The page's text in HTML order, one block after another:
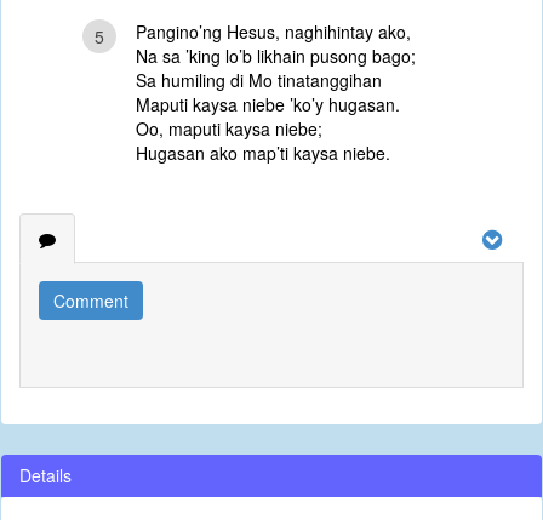
5
Pangino’ng Hesus, naghihintay ako,
Na sa ’king lo’b likhain pusong bago;
Sa humiling di Mo tinatanggihan
Maputi kaysa niebe ’ko’y hugasan.
Oo, maputi kaysa niebe;
Hugasan ako map’ti kaysa niebe.
Comment
Details